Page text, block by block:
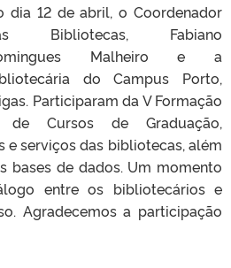
dia 12 de abril, o Coordenador
Bibliotecas, Fabiano
Malheiro e a
do Campus Porto,
Participaram da V Formação
de Cursos de Graduação,
serviços das bibliotecas, além
bases de dados. Um momento
entre os bibliotecários e
Agradecemos a participação